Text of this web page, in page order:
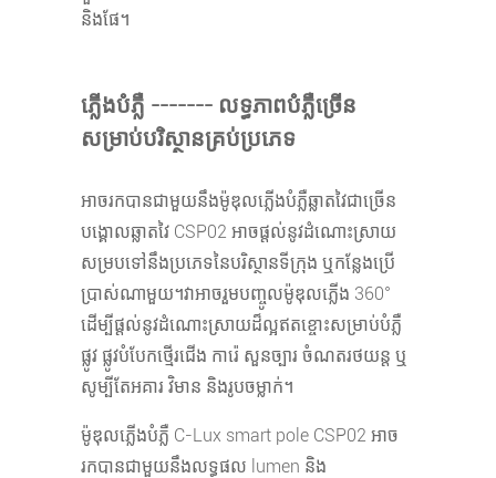
និងផែ។
ភ្លើងបំភ្លឺ ------- លទ្ធភាពបំភ្លឺច្រើន
សម្រាប់បរិស្ថានគ្រប់ប្រភេទ
អាចរកបានជាមួយនឹងម៉ូឌុលភ្លើងបំភ្លឺឆ្លាតវៃជាច្រើន
បង្គោលឆ្លាតវៃ CSP02 អាចផ្តល់នូវដំណោះស្រាយ
សម្របទៅនឹងប្រភេទនៃបរិស្ថានទីក្រុង ឬកន្លែងប្រើ
ប្រាស់ណាមួយ។វាអាចរួមបញ្ចូលម៉ូឌុលភ្លើង 360°
ដើម្បីផ្តល់នូវដំណោះស្រាយដ៏ល្អឥតខ្ចោះសម្រាប់បំភ្លឺ
ផ្លូវ ផ្លូវបំបែកថ្មើរជើង ការ៉េ សួនច្បារ ចំណតរថយន្ត ឬ
សូម្បីតែអគារ វិមាន និងរូបចម្លាក់។
ម៉ូឌុលភ្លើងបំភ្លឺ C-Lux smart pole CSP02 អាច
រកបានជាមួយនឹងលទ្ធផល lumen និង